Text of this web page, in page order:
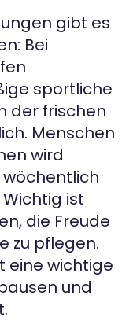
gibt es
Bei
sportliche
der frischen
Menschen
wird
ist
die Freude
zu pflegen.
eine wichtige
und